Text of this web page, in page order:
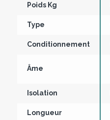
Poids Kg
Type
Conditionnement
Âme
Isolation
Longueur